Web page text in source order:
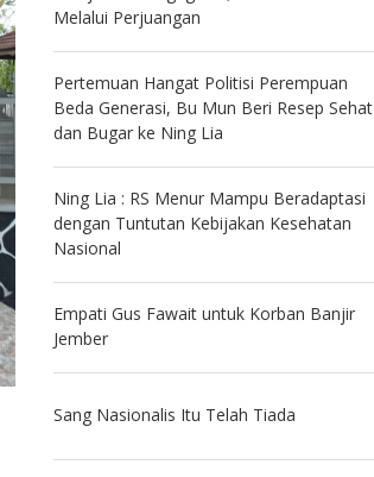
Melalui Perjuangan
Pertemuan Hangat Politisi Perempuan
Beda Generasi, Bu Mun Beri Resep Sehat
dan Bugar ke Ning Lia
Ning Lia : RS Menur Mampu Beradaptasi
dengan Tuntutan Kebijakan Kesehatan
Nasional
Empati Gus Fawait untuk Korban Banjir
Jember
Sang Nasionalis Itu Telah Tiada